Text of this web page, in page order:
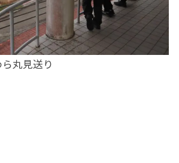
丸見送り